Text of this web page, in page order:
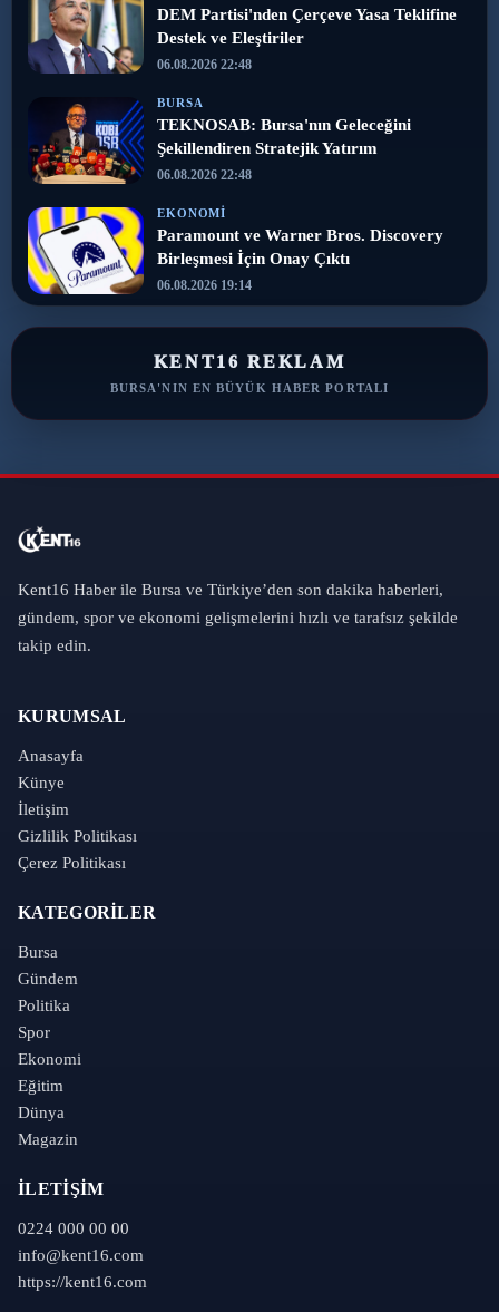
DEM Partisi'nden Çerçeve Yasa Teklifine
Destek ve Eleştiriler
06.08.2026 22:48
BURSA
TEKNOSAB: Bursa'nın Geleceğini
Şekillendiren Stratejik Yatırım
06.08.2026 22:48
EKONOMI
Paramount ve Warner Bros. Discovery
Birleşmesi İçin Onay Çıktı
06.08.2026 19:14
KENT16 REKLAM
BURSA'NIN EN BÜYÜK HABER PORTALI
Kent16 Haber ile Bursa ve Türkiye’den son dakika haberleri,
gündem, spor ve ekonomi gelişmelerini hızlı ve tarafsız şekilde
takip edin.
KURUMSAL
Anasayfa
Künye
İletişim
Gizlilik Politikası
Çerez Politikası
KATEGORILER
Bursa
Gündem
Politika
Spor
Ekonomi
Eğitim
Dünya
Magazin
İLETIŞIM
0224 000 00 00
info@kent16.com
https://kent16.com